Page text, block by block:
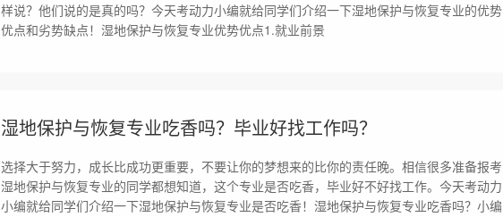
样说？他们说的是真的吗？今天考动力小编就给同学们介绍一下湿地保护与恢复专业的优势
优点和劣势缺点！湿地保护与恢复专业优势优点1.就业前景
湿地保护与恢复专业吃香吗？毕业好找工作吗？
选择大于努力，成长比成功更重要，不要让你的梦想来的比你的责任晚。相信很多准备报考
湿地保护与恢复专业的同学都想知道，这个专业是否吃香，毕业好不好找工作。今天考动力
小编就给同学们介绍一下湿地保护与恢复专业是否吃香！湿地保护与恢复专业吃香吗？小编